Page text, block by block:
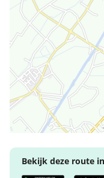
Bekijk deze route